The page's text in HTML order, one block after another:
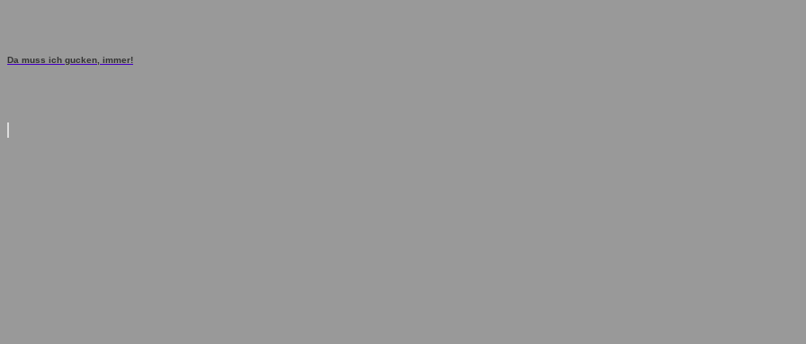
Da muss ich gucken, immer!